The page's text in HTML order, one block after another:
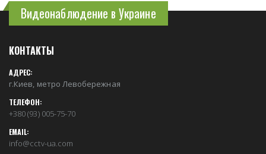
Видеонаблюдение в Украине
КОНТАКТЫ
АДРЕС:
г.Киев, метро Левобережная
ТЕЛЕФОН:
+380 (93) 005-75-70
EMAIL:
info@cctv-ua.com